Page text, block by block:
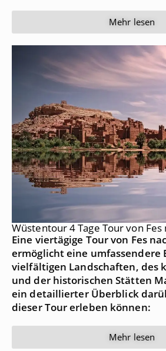
Mehr lesen
Wüstentour 4 Tage Tour von Fes
Eine viertägige Tour von Fes
ermöglicht eine umfassendere
vielfältigen Landschaften, des
und der historischen Stätten
ein detaillierter Überblick
dieser Tour erleben können:
Mehr lesen